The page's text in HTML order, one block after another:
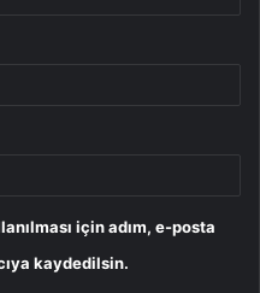
için adım, e-posta
kaydedilsin.